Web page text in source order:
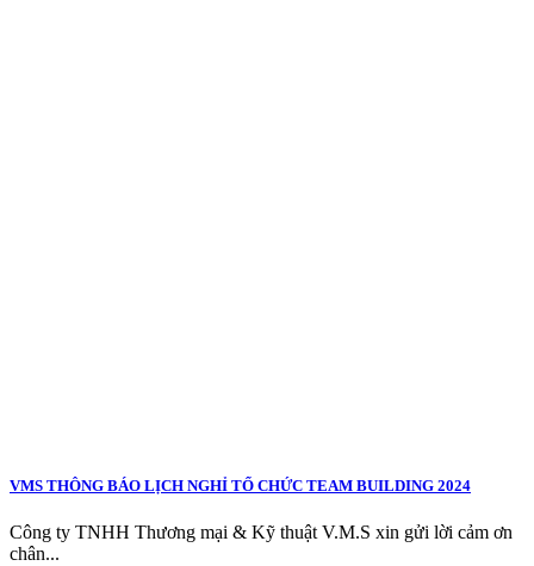
VMS THÔNG BÁO LỊCH NGHỈ TỔ CHỨC TEAM BUILDING 2024
Công ty TNHH Thương mại & Kỹ thuật V.M.S xin gửi lời cảm ơn
chân...